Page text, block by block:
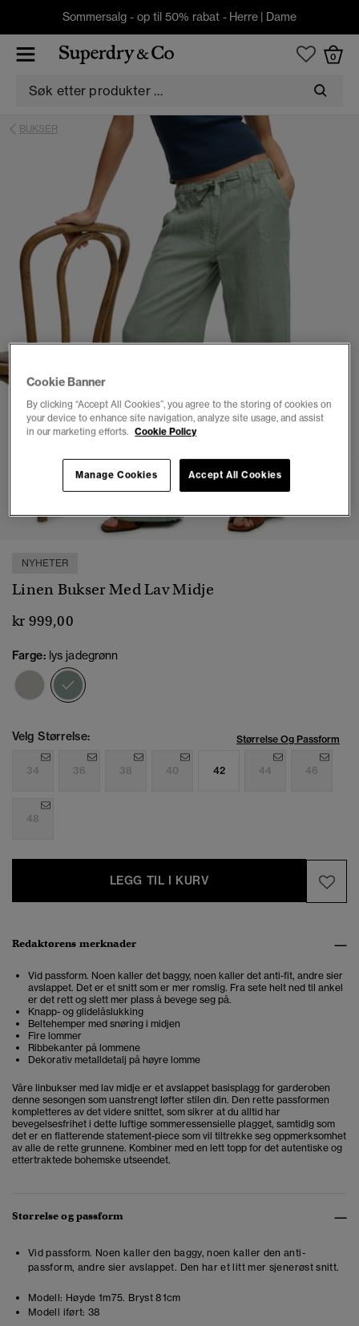
Sommersalg - op til 50% rabat - Herre | Dame
0
BUKSER
1 2 3 4 5 6 7 8
NYHETER
Linen Bukser Med Lav Midje
kr 999,00
Farge: lys jadegrønn
Velg Størrelse: Størrelse Og Passform
34 36 38 40 42 44 46
48
LEGG TIL I KURV
Redaktørens merknader
Vid passform. Noen kaller det baggy, noen kaller det anti-fit, andre sier
avslappet. Det er et snitt som er mer romslig. Fra sete helt ned til ankel
er det rett og slett mer plass å bevege seg på.
Knapp- og glidelåslukking
Beltehemper med snøring i midjen
Fire lommer
Ribbekanter på lommene
Dekorativ metalldetalj på høyre lomme
Våre linbukser med lav midje er et avslappet basisplagg for garderoben
denne sesongen som uanstrengt løfter stilen din. Den rette passformen
kompletteres av det videre snittet, som sikrer at du alltid har
bevegelsesfrihet i dette luftige sommeressensielle plagget, samtidig som
det er en flatterende statement-piece som vil tiltrekke seg oppmerksomhet
av alle de rette grunnene. Kombiner med en lett topp for det autentiske og
ettertraktede bohemske utseendet.
Størrelse og passform
Vid passform. Noen kaller den baggy, noen kaller den anti-
passform, andre sier avslappet. Den har et litt mer sjenerøst snitt.
Modell: Høyde 1m75. Bryst 81cm
Modell iført: 38
Cookie Banner
By clicking “Accept All Cookies”, you agree to the storing of cookies on
your device to enhance site navigation, analyze site usage, and assist
in our marketing efforts. Cookie Policy
Accept All Cookies
Manage Cookies